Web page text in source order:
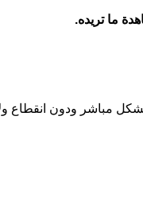
ما تريده.
مباشر ودون انقطاع